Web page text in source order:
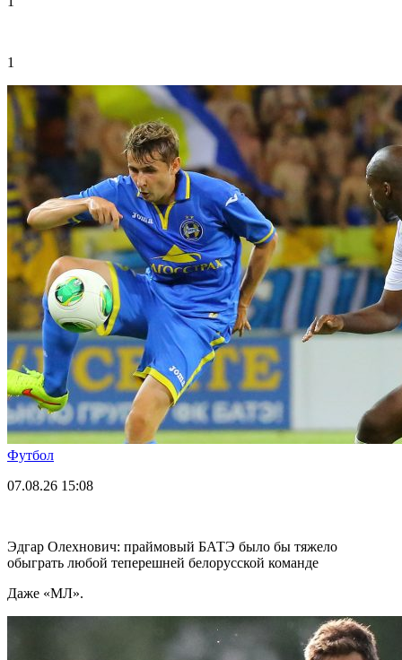
1
Футбол
07.08.26 15:08
Эдгар Олехнович: праймовый БАТЭ было бы тяжело
обыграть любой теперешней белорусской команде
Даже «МЛ».